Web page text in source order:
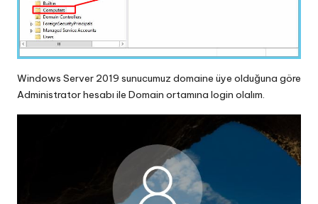
Windows Server 2019 sunucumuz domaine üye olduğuna göre
Administrator hesabı ile Domain ortamına login olalım.